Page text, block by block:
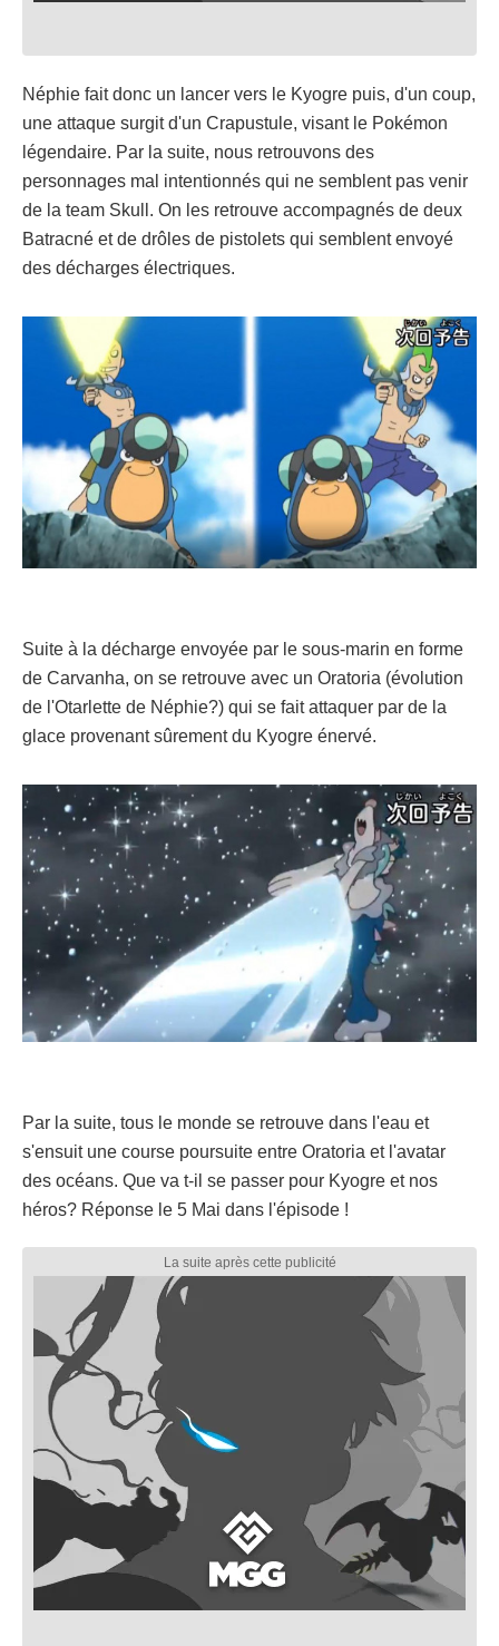
Néphie fait donc un lancer vers le Kyogre puis, d'un coup,
une attaque surgit d'un Crapustule, visant le Pokémon
légendaire. Par la suite, nous retrouvons des
personnages mal intentionnés qui ne semblent pas venir
de la team Skull. On les retrouve accompagnés de deux
Batracné et de drôles de pistolets qui semblent envoyé
des décharges électriques.
Suite à la décharge envoyée par le sous-marin en forme
de Carvanha, on se retrouve avec un Oratoria (évolution
de l'Otarlette de Néphie?) qui se fait attaquer par de la
glace provenant sûrement du Kyogre énervé.
Par la suite, tous le monde se retrouve dans l'eau et
s'ensuit une course poursuite entre Oratoria et l'avatar
des océans. Que va t-il se passer pour Kyogre et nos
héros? Réponse le 5 Mai dans l'épisode !